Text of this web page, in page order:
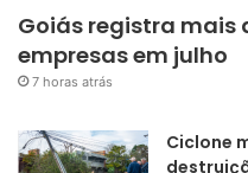
Goiás registra mais
empresas em julho
7 horas atrás
Ciclone